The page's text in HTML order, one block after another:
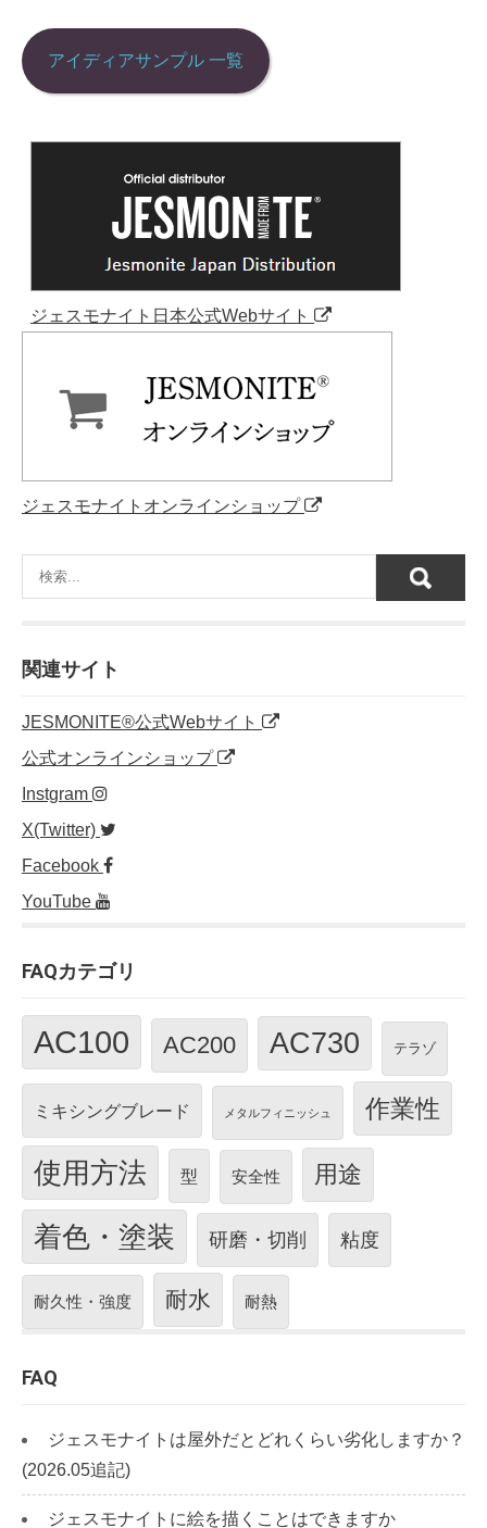
アイディアサンプル 一覧
ジェスモナイト日本公式Webサイト
ジェスモナイトオンラインショップ
関連サイト
JESMONITE®公式Webサイト
公式オンラインショップ
Instgram
X(Twitter)
Facebook
YouTube
FAQカテゴリ
AC100 AC200 AC730 テラゾ
ミキシングブレード メタルフィニッシュ 作業性
使用方法 型 安全性 用途
着色・塗装 研磨・切削 粘度
耐久性・強度 耐水 耐熱
FAQ
ジェスモナイトは屋外だとどれくらい劣化しますか？
(2026.05追記)
ジェスモナイトに絵を描くことはできますか